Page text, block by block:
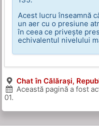
Acest lucru înseamnă
un aer cu o presiune
în ceea ce privește
echivalentul nivelului
Chat în Călărași,
Această pagină a fost
01.